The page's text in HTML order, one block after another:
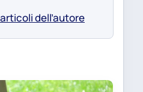
dell’autore